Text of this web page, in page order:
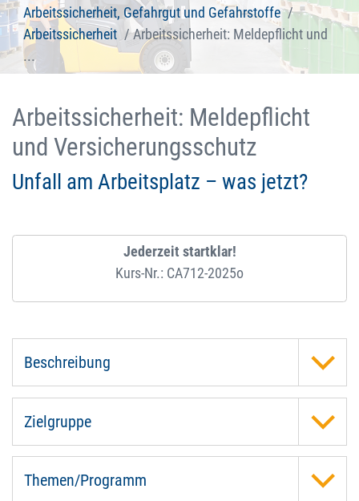
Arbeitssicherheit, Gefahrgut und Gefahrstoffe
Arbeitssicherheit
Arbeitssicherheit: Meldepflicht und
...
Arbeitssicherheit: Meldepflicht
und Versicherungsschutz
Unfall am Arbeitsplatz – was jetzt?
Jederzeit startklar!
Kurs-Nr.: CA712-2025o
Beschreibung
Zielgruppe
Themen/Programm